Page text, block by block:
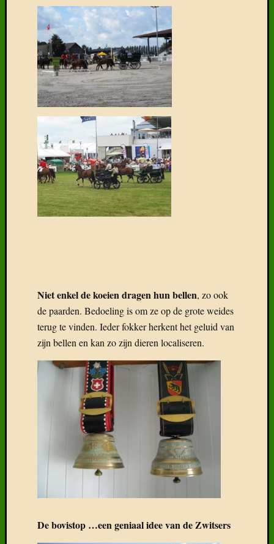
Niet enkel de koeien dragen hun bellen, zo ook
de paarden. Bedoeling is om ze op de grote weides
terug te vinden. Ieder fokker herkent het geluid van
zijn bellen en kan zo zijn dieren localiseren.
De bovistop …een geniaal idee van de Zwitsers